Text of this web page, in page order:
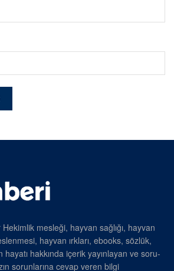
mesleği, hayvan sağlığı, hayvan
hayvan ırkları, ebooks, sözlük,
hakkında içerik yayınlayan ve soru-
sorunlarına cevap veren bilgi